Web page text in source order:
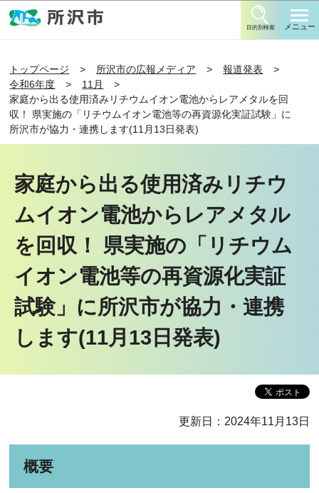
目的別検索 メニュー
トップページ 所沢市の広報メディア
報道発表
令和6年度
11月
家庭から出る使用済みリチウムイオン電池からレアメタルを回
収！ 県実施の「リチウムイオン電池等の再資源化実証試験」に
所沢市が協力・連携します(11月13日発表)
家庭から出る使用済みリチウ
ムイオン電池からレアメタル
を回収！ 県実施の「リチウム
イオン電池等の再資源化実証
試験」に所沢市が協力・連携
します(11月13日発表)
更新日：2024年11月13日
概要